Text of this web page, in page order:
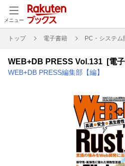
メニュー
トップ 電子書籍 PC・システム
WEB+DB PRESS Vol.131 [電
WEB+DB PRESS編集部【編】